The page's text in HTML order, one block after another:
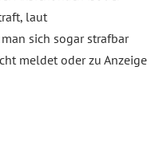
laut
sich sogar strafbar
meldet oder zu Anzeige